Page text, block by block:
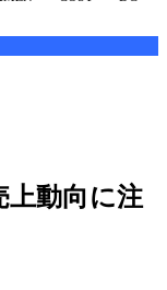
上動向に注